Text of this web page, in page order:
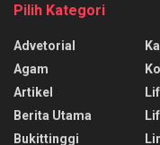
Pilih Kategori
Advetorial
Agam
Artikel
Berita Utama
Bukittinggi